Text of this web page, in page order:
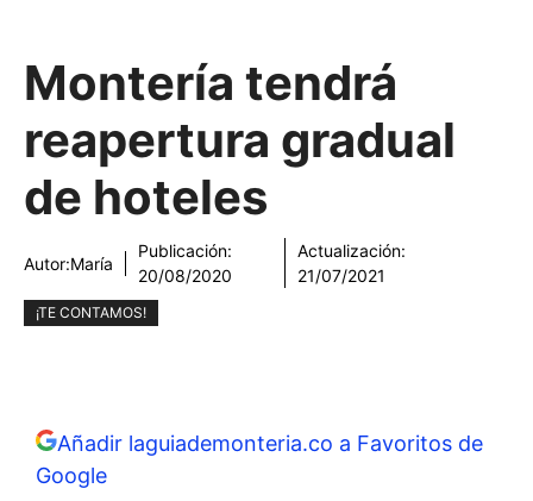
Montería tendrá
reapertura gradual
de hoteles
Autor:María
Publicación:
20/08/2020
Actualización:
21/07/2021
¡TE CONTAMOS!
Añadir laguiademonteria.co a Favoritos de
Google